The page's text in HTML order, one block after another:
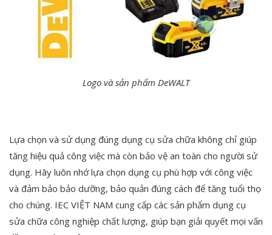
Logo và sản phẩm DeWALT
Lựa chọn và sử dụng đúng dụng cụ sửa chữa không chỉ giúp
tăng hiệu quả công việc mà còn bảo vệ an toàn cho người sử
dụng. Hãy luôn nhớ lựa chọn dụng cụ phù hợp với công việc
và đảm bảo bảo dưỡng, bảo quản đúng cách để tăng tuổi thọ
cho chúng. IEC VIỆT NAM cung cấp các sản phẩm dụng cụ
sửa chữa công nghiệp chất lượng, giúp bạn giải quyết mọi vấn